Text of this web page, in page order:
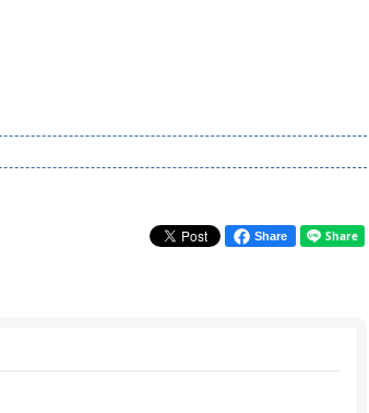
Share